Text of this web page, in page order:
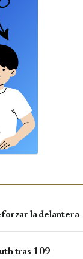
la delantera
tras 109